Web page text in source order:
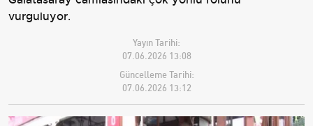
vurguluyor.
Yayın Tarihi:
07.06.2026 13:08
Güncelleme Tarihi:
07.06.2026 13:12